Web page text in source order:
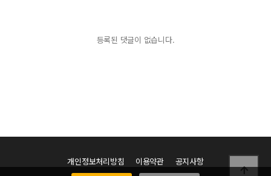
등록된 댓글이 없습니다.
개인정보처리방침 이용약관 공지사항